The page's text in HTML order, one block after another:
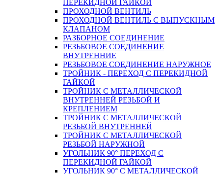
ПЕРЕКИДНОЙ ГАЙКОЙ
ПРОХОДНОЙ ВЕНТИЛЬ
ПРОХОДНОЙ ВЕНТИЛЬ С ВЫПУСКНЫМ
КЛАПАНОМ
РАЗБОРНОЕ СОЕДИНЕНИЕ
РЕЗЬБОВОЕ СОЕДИНЕНИЕ
ВНУТРЕННИЕ
РЕЗЬБОВОЕ СОЕДИНЕНИЕ НАРУЖНОЕ
ТРОЙНИК - ПЕРЕХОД С ПЕРЕКИДНОЙ
ГАЙКОЙ
ТРОЙНИК С МЕТАЛЛИЧЕСКОЙ
ВНУТРЕННЕЙ РЕЗЬБОЙ И
КРЕПЛЕНИЕМ
ТРОЙНИК С МЕТАЛЛИЧЕСКОЙ
РЕЗЬБОЙ ВНУТРЕННЕЙ
ТРОЙНИК С МЕТАЛЛИЧЕСКОЙ
РЕЗЬБОЙ НАРУЖНОЙ
УГОЛЬНИК 90° ПЕРЕХОД С
ПЕРЕКИДНОЙ ГАЙКОЙ
УГОЛЬНИК 90° С МЕТАЛЛИЧЕСКОЙ